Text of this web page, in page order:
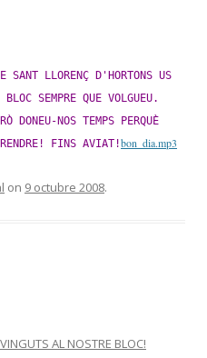
SANT LLORENÇ D'HORTONS US
SEMPRE QUE VOLGUEU.
DONEU-NOS TEMPS PERQUÈ
FINS AVIAT!bon_dia.mp3
on 9 octubre 2008.
AL NOSTRE BLOC!